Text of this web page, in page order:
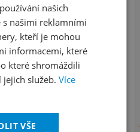
sítích
LinkedIn
flickr
objednávek
našich
našimi reklamními
kteří je mohou
informacemi, které
které shromáždili
služeb. Více
VŠE